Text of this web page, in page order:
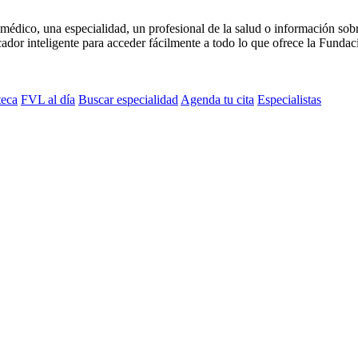
una especialidad, un profesional de la salud o información
inteligente para acceder fácilmente a todo lo que ofrece la
FVL al día Buscar especialidad Agenda tu cita Especialistas